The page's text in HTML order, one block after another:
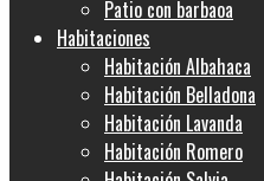
Patio con barbaoa
Habitaciones
Habitación Albahaca
Habitación Belladona
Habitación Lavanda
Habitación Romero